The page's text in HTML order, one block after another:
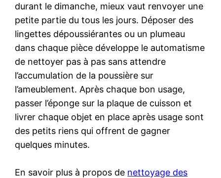
durant le dimanche, mieux vaut renvoyer une
petite partie du tous les jours. Déposer des
lingettes dépoussiérantes ou un plumeau
dans chaque pièce développe le automatisme
de nettoyer pas à pas sans attendre
l’accumulation de la poussière sur
l’ameublement. Après chaque bon usage,
passer l’éponge sur la plaque de cuisson et
livrer chaque objet en place après usage sont
des petits riens qui offrent de gagner
quelques minutes.
En savoir plus à propos de nettoyage des